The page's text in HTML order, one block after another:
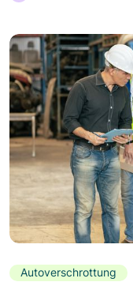
Autoverschrottung